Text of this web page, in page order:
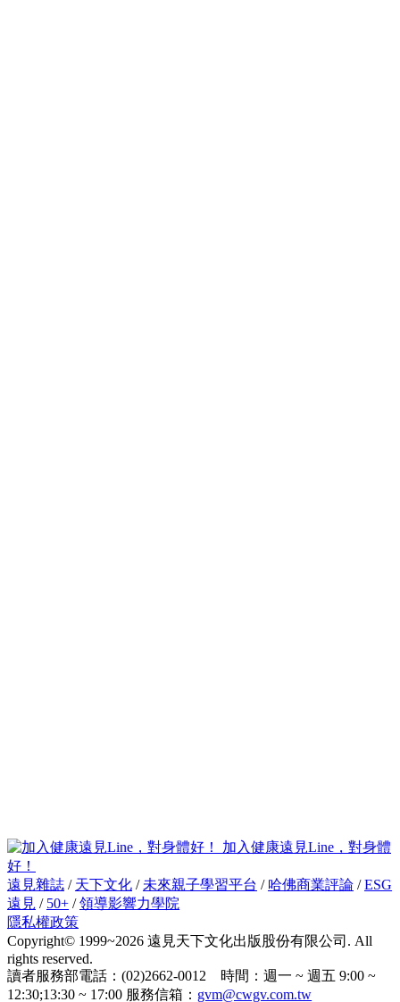
加入健康遠見Line，對身體
好！
遠見雜誌 / 天下文化 / 未來親子學習平台 / 哈佛商業評論 /ESG
遠見 / 50+ /領導影響力學院
隱私權政策
Copyright© 1999~2026 遠見天下文化出版股份有限公司. All
rights reserved.
讀者服務部電話：(02)2662-0012 時間：週一 ~ 週五 9:00 ~
12:30;13:30 ~ 17:00 服務信箱： gvm@cwgv.com.tw